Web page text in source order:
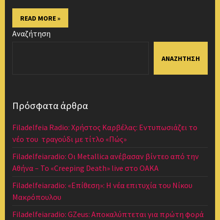
READ MORE »
Αναζήτηση
ΑΝΑΖΉΤΗΣΗ
Πρόσφατα άρθρα
Filadelfeia Radio: Χρήστος Καρβέλας: Εντυπωσιάζει το
νέο του τραγούδι με τίτλο «Πώς»
Filadelfeiaradio: Οι Metallica ανέβασαν βίντεο από την
Αθήνα – Το «Creeping Death» live στο ΟΑΚΑ
Filadelfeiaradio: «Επίθεση»: Η νέα επιτυχία του Νίκου
Μακρόπουλου
Filadelfeiaradio: GZeus: Αποκαλύπτεται για πρώτη φορά